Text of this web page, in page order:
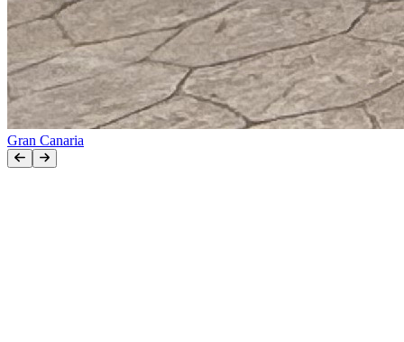
Gran Canaria